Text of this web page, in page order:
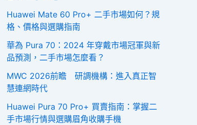
Huawei Mate 60 Pro+ 二手市場如何？規
格、價格與選購指南
華為 Pura 70：2024 年穿戴市場冠軍與新
品預測，二手市場怎麼看？
MWC 2026前瞻 研調機構：進入真正智
慧連網時代
Huawei Pura 70 Pro+ 買賣指南：掌握二
手市場行情與選購眉角收購手機